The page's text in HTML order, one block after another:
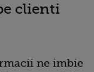
clienti
ne imbie